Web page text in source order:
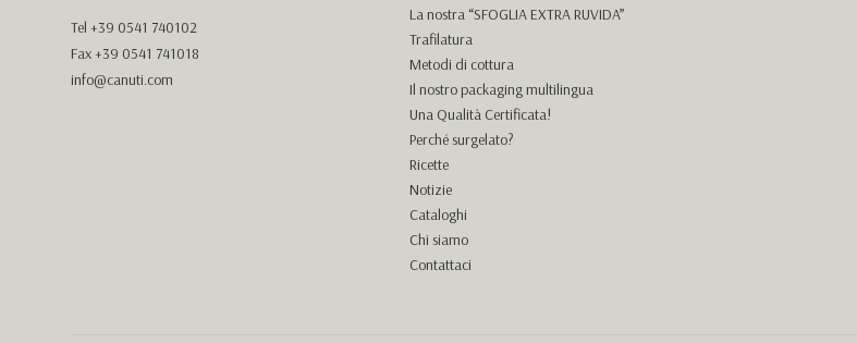
Tel +39 0541 740102
Fax +39 0541 741018
info@canuti.com
La nostra “SFOGLIA EXTRA RUVIDA”
Trafilatura
Metodi di cottura
Il nostro packaging multilingua
Una Qualità Certificata!
Perché surgelato?
Ricette
Notizie
Cataloghi
Chi siamo
Contattaci